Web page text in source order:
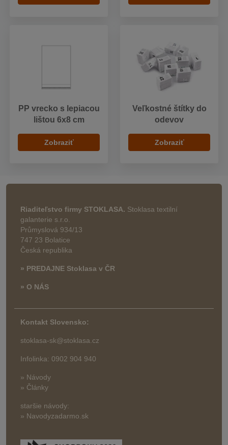
PP vrecko s lepiacou
lištou 6x8 cm
Zobraziť
Veľkostné štítky do
odevov
Zobraziť
Riaditeľstvo firmy STOKLASA. Stoklasa textilní
galanterie s.r.o.
Průmyslová 934/13
747 23 Bolatice
Česká republika
» PREDAJNE Stoklasa v ČR
» O NÁS
Kontakt Slovensko:
stoklasa-sk@stoklasa.cz
Infolinka: 0902 904 940
» Návody
» Články
staršie návody:
» Navodyzadarmo.sk